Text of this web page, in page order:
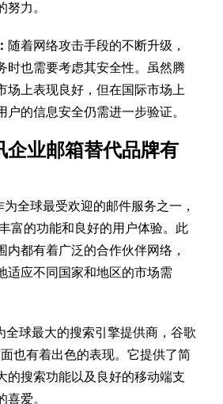
努力。
随着网络攻击手段的不断升级，
时也需要考虑其安全性。虽然腾
场上表现良好，但在国际市场上
户的信息安全仍需进一步验证。
业邮箱替代品牌有
为全球最受欢迎的邮件服务之一，
富的功能和良好的用户体验。此
内都有着广泛的合作伙伴网络，
适应不同国家和地区的市场需
全球最大的搜索引擎提供商，谷歌
也有着出色的表现。它提供了简
的搜索功能以及良好的移动端支
喜爱。